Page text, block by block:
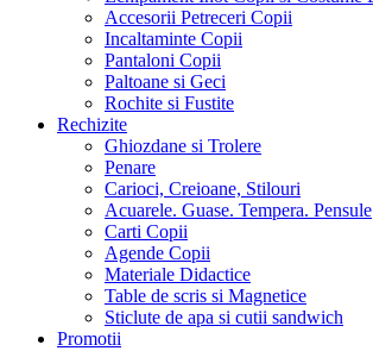
Accesorii Petreceri Copii
Incaltaminte Copii
Pantaloni Copii
Paltoane si Geci
Rochite si Fustite
Rechizite
Ghiozdane si Trolere
Penare
Carioci, Creioane, Stilouri
Acuarele. Guase. Tempera. Pensule
Carti Copii
Agende Copii
Materiale Didactice
Table de scris si Magnetice
Sticlute de apa si cutii sandwich
Promotii